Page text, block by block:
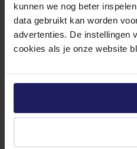
kunnen we nog beter
data gebruikt kan worden
advertenties. De instellingen
cookies als je onze website
Meld